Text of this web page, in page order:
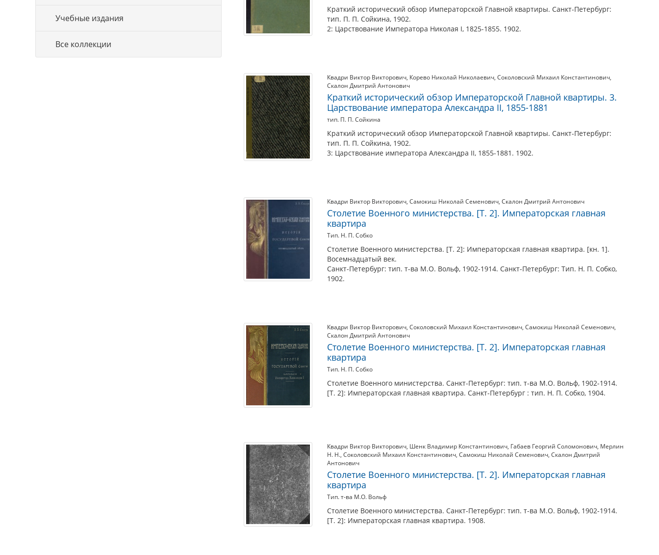
Учебные издания
Все коллекции
Краткий исторический обзор Императорской Главной квартиры. Санкт-Петербург:
тип. П. П. Сойкина, 1902.
2: Царствование Императора Николая I, 1825-1855. 1902.
Квадри Виктор Викторович, Корево Николай Николаевич, Соколовский Михаил Константинович,
Скалон Дмитрий Антонович
Краткий исторический обзор Императорской Главной квартиры. 3.
Царствование императора Александра II, 1855-1881
тип. П. П. Сойкина
Краткий исторический обзор Императорской Главной квартиры. Санкт-Петербург:
тип. П. П. Сойкина, 1902.
3: Царствование императора Александра II, 1855-1881. 1902.
Квадри Виктор Викторович, Самокиш Николай Семенович, Скалон Дмитрий Антонович
Столетие Военного министерства. [Т. 2]. Императорская главная
квартира
Тип. Н. П. Собко
Столетие Военного министерства. [Т. 2]: Императорская главная квартира. [кн. 1].
Восемнадцатый век.
Санкт-Петербург: тип. т-ва М.О. Вольф, 1902-1914. Санкт-Петербург: Тип. Н. П. Собко,
1902.
Квадри Виктор Викторович, Соколовский Михаил Константинович, Самокиш Николай Семенович,
Скалон Дмитрий Антонович
Столетие Военного министерства. [Т. 2]. Императорская главная
квартира
Тип. Н. П. Собко
Столетие Военного министерства. Санкт-Петербург: тип. т-ва М.О. Вольф, 1902-1914.
[Т. 2]: Императорская главная квартира. Санкт-Петербург : тип. Н. П. Собко, 1904.
Квадри Виктор Викторович, Шенк Владимир Константинович, Габаев Георгий Соломонович, Мерлин
Н. Н., Соколовский Михаил Константинович, Самокиш Николай Семенович, Скалон Дмитрий
Антонович
Столетие Военного министерства. [Т. 2]. Императорская главная
квартира
Тип. т-ва М.О. Вольф
Столетие Военного министерства. Санкт-Петербург: тип. т-ва М.О. Вольф, 1902-1914.
[Т. 2]: Императорская главная квартира. 1908.